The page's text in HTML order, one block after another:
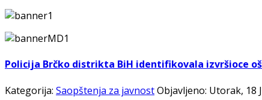
Policija Brčko distrikta BiH identifikovala izvršioce
Kategorija: Saopštenja za javnostObjavljeno: Utorak, 18